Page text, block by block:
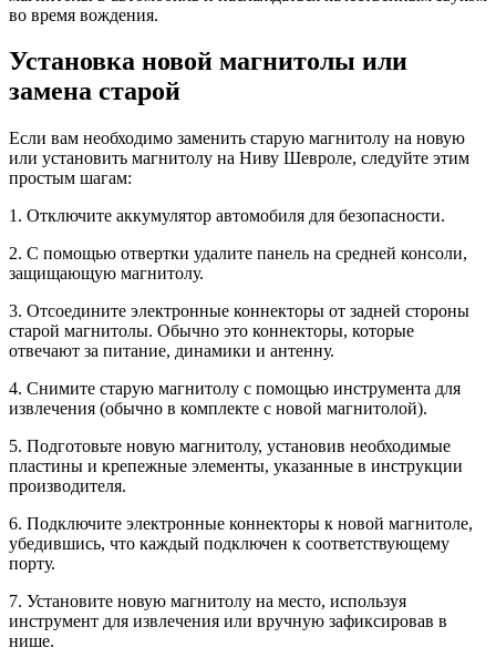
во время вождения.
Установка новой магнитолы или
замена старой
Если вам необходимо заменить старую магнитолу на новую
или установить магнитолу на Ниву Шевроле, следуйте этим
простым шагам:
1. Отключите аккумулятор автомобиля для безопасности.
2. С помощью отвертки удалите панель на средней консоли,
защищающую магнитолу.
3. Отсоедините электронные коннекторы от задней стороны
старой магнитолы. Обычно это коннекторы, которые
отвечают за питание, динамики и антенну.
4. Снимите старую магнитолу с помощью инструмента для
извлечения (обычно в комплекте с новой магнитолой).
5. Подготовьте новую магнитолу, установив необходимые
пластины и крепежные элементы, указанные в инструкции
производителя.
6. Подключите электронные коннекторы к новой магнитоле,
убедившись, что каждый подключен к соответствующему
порту.
7. Установите новую магнитолу на место, используя
инструмент для извлечения или вручную зафиксировав в
нише.